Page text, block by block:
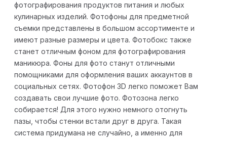
фотографирования продуктов питания и любых
кулинарных изделий. Фотофоны для предметной
съемки представлены в большом ассортименте и
имеют разные размеры и цвета. Фотобокс также
станет отличным фоном для фотографирования
маникюра. Фоны для фото станут отличными
помощниками для оформления ваших аккаунтов в
социальных сетях. Фотофон 3D легко поможет Вам
создавать свои лучшие фото. Фотозона легко
собирается! Для этого нужно немного отогнуть
пазы, чтобы стенки встали друг в друга. Такая
система придумана не случайно, а именно для